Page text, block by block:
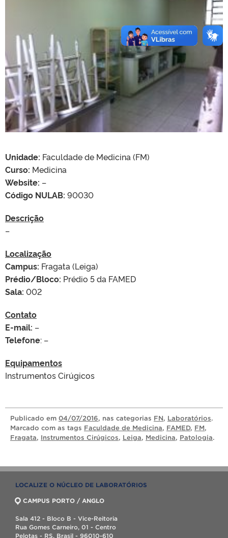
Unidade: Faculdade de Medicina (FM)
Curso: Medicina
Website: –
Código NULAB: 90030
Descrição
–
Localização
Campus: Fragata (Leiga)
Prédio/Bloco: Prédio 5 da FAMED
Sala: 002
Contato
E-mail: –
Telefone: –
Equipamentos
Instrumentos Cirúgicos
Publicado em 04/07/2016, nas categorias FN, Laboratórios.
Marcado com as tags Faculdade de Medicina, FAMED, FM,
Fragata, Instrumentos Cirúgicos, Leiga, Medicina, Patologia.
LOCALIZE O NÚCLEO DE LABORATÓRIOS
CAMPUS PORTO / ANGLO
Sala 412 - Bloco B - Vice-Reitoria
Rua Gomes Carneiro, 01 - Centro
Pelotas - RS, Brasil - 96010-610